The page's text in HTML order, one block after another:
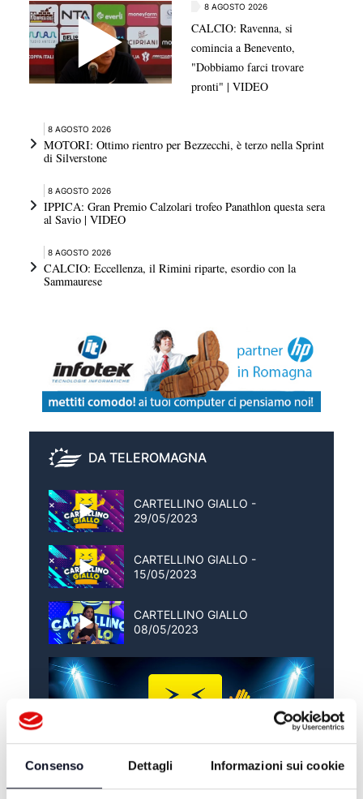
Consenso Dettagli Informazioni sui cookie
8 AGOSTO 2026
CALCIO: Ravenna, si
comincia a Benevento,
"Dobbiamo farci trovare
pronti" | VIDEO
8 AGOSTO 2026
MOTORI: Ottimo rientro per Bezzecchi, è terzo nella Sprint
di Silverstone
8 AGOSTO 2026
IPPICA: Gran Premio Calzolari trofeo Panathlon questa sera
al Savio | VIDEO
8 AGOSTO 2026
CALCIO: Eccellenza, il Rimini riparte, esordio con la
Sammaurese
DA TELEROMAGNA
CARTELLINO GIALLO -
29/05/2023
CARTELLINO GIALLO -
15/05/2023
CARTELLINO GIALLO
08/05/2023